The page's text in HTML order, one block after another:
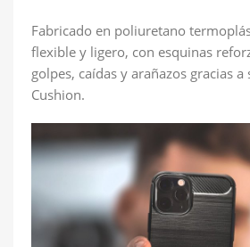
Fabricado en poliuretano
flexible y ligero, con esquinas
golpes, caídas y arañazos gracias
Cushion.